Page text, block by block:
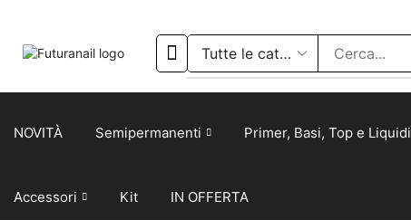
NOVITÀ Semipermanenti Primer, Basi, Top e Liquidi
Accessori Kit IN OFFERTA